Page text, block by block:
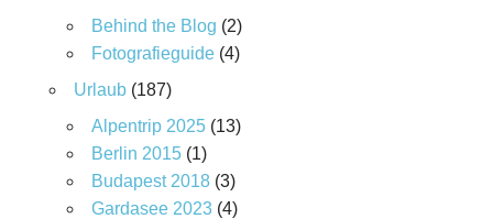
Behind the Blog (2)
Fotografieguide(4)
Urlaub(187)
Alpentrip 2025(13)
Berlin 2015(1)
Budapest 2018(3)
Gardasee 2023(4)